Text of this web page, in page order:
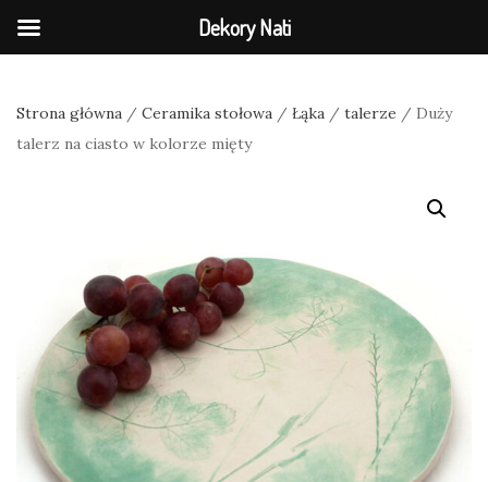
Strona główna / Ceramika stołowa / Łąka / talerze / Duży
talerz na ciasto w kolorze mięty
Dekory Nati